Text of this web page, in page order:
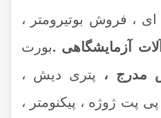
، فروش بوتیرومتر ،
آزمایشگاهی .بورت
مدرج ،
پتری دیش ،
پت ژوژه ، پیکنومتر ،